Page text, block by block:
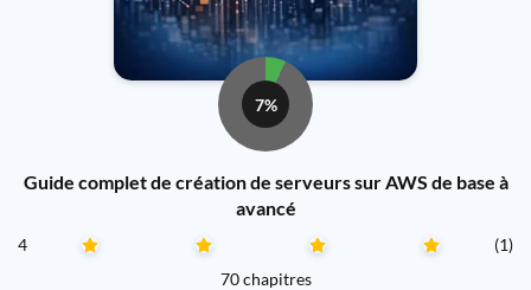
7%
Guide complet de création de serveurs sur AWS de base à
avancé
4
(1)
70 chapitres